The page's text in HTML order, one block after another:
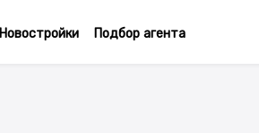
Новостройки Подбор агента